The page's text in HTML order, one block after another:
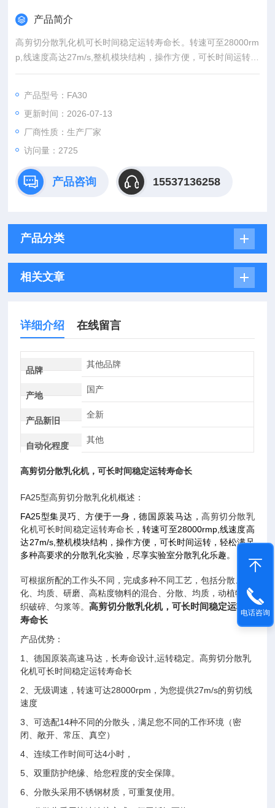
产品简介
高剪切分散乳化机可长时间稳定运转寿命长。转速可至28000rm
p,线速度高达27m/s,整机模块结构，操作方便，可长时间运转，
轻松满足多种高要求的分散乳化实验，尽享实验室分散乳化乐
产品型号：FA30
更新时间：2026-07-13
厂商性质：生产厂家
访问量：2725
产品咨询 15537136258
产品分类
相关文章
详细介绍 在线留言
品牌
其他品牌
产地
国产
产品新旧
全新
自动化程度
其他
高剪切分散乳化机，可长时间稳定运转寿命长
FA25型高剪切分散乳化机概述：
FA25型集灵巧、方便于一身，德国原装马达，高剪切分散乳
化机可长时间稳定运转寿命长 ，转速可至28000rmp,线速度高
达27m/s,整机模块结构，操作方便，可长时间运转，轻松满足
多种高要求的分散乳化实验，尽享实验室分散乳化乐趣。
可根据所配的工作头不同，完成多种不同工艺，包括分散、乳
化、均质、研磨、高粘度物料的混合、分散、均质，动植物组
织破碎、匀浆等。高剪切分散乳化机，可长时间稳定运转
寿命长
产品优势：
1、德国原装高速马达，长寿命设计,运转稳定。高剪切分散乳
化机可长时间稳定运转寿命长
2、无级调速，转速可达28000rpm，为您提供27m/s的剪切线
速度
3、可选配14种不同的分散头，满足您不同的工作环境（密
闭、敞开、常压、真空）
4、连续工作时间可达4小时，
5、双重防护绝缘、给您程度的安全保障。
6、分散头采用不锈钢材质，可重复使用。
电话咨询